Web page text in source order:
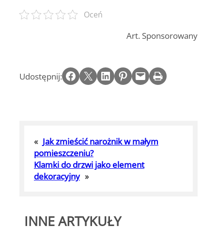
Oceń
Art. Sponsorowany
Udostępnij: Share on Facebook Email this Page Share on LinkedIn Share on Pinterest Email this Page Print this Page
« Jak zmieścić narożnik w małym
pomieszczeniu?
Klamki do drzwi jako element
dekoracyjny »
INNE ARTYKUŁY